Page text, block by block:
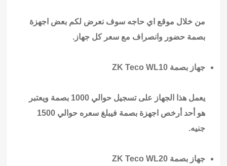
من خلال موقع اي حاجه سوف نعرض لكم بعض اجهزة
بصمة حضور وانصراف مع سعر كل جهاز.
جهاز بصمة ZK Teco WL10
يعمل هذا الجهاز على تسجيل حوالي 1000 بصمة ويعتبر
هو أحد أرخص اجهزة بصمة فيبلغ سعره حوالي 1500
جنيه.
جهاز بصمة ZK Teco WL20